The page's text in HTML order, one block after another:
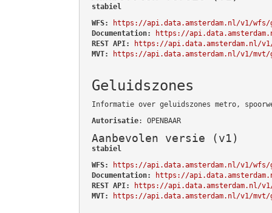
stabiel
WFS:
https://api.data.amsterdam.nl/v1/wfs/
Documentation:
https://
REST API:
https://api.data.amsterdam.nl/
MVT:
https://api.data.amsterdam.nl/v1/mvt/
Geluidszones
Informatie over geluidszones metro,
Autorisatie: OPENBAAR
Aanbevolen versie (v1)
stabiel
WFS:
https://api.data.amsterdam.nl/v1/wfs/
Documentation:
https://
REST API:
https://api.data.amsterdam.nl/
MVT:
https://api.data.amsterdam.nl/v1/mvt/